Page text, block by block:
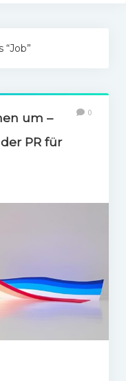
um –
PR für
0